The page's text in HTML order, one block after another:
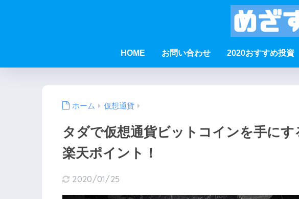
HOME お問い合わせ 2020おすすめ投資
ホーム 仮想通貨
タダで仮想通貨ビットコインを手にす
楽天ポイント！
2020/01/25